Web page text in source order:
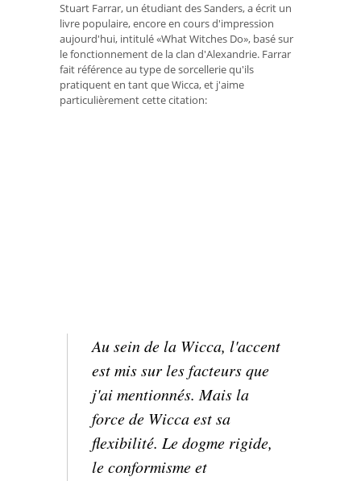
Stuart Farrar, un étudiant des Sanders, a écrit un
livre populaire, encore en cours d'impression
aujourd'hui, intitulé «What Witches Do», basé sur
le fonctionnement de la clan d'Alexandrie. Farrar
fait référence au type de sorcellerie qu'ils
pratiquent en tant que Wicca, et j'aime
particulièrement cette citation:
Au sein de la Wicca, l'accent
est mis sur les facteurs que
j'ai mentionnés. Mais la
force de Wicca est sa
flexibilité. Le dogme rigide,
le conformisme et